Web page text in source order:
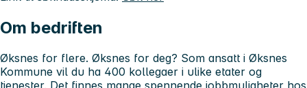
Om bedriften
Øksnes for flere. Øksnes for deg? Som ansatt i Øksnes
Kommune vil du ha 400 kollegaer i ulike etater og
tjenester. Det finnes mange spennende jobbmuligheter hos